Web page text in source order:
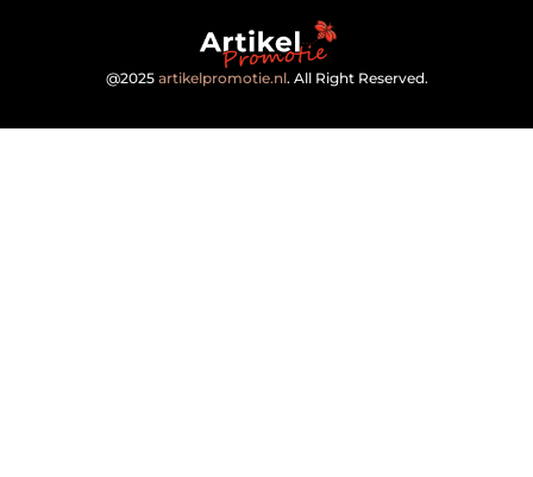
@2025 artikelpromotie.nl. All Right Reserved.